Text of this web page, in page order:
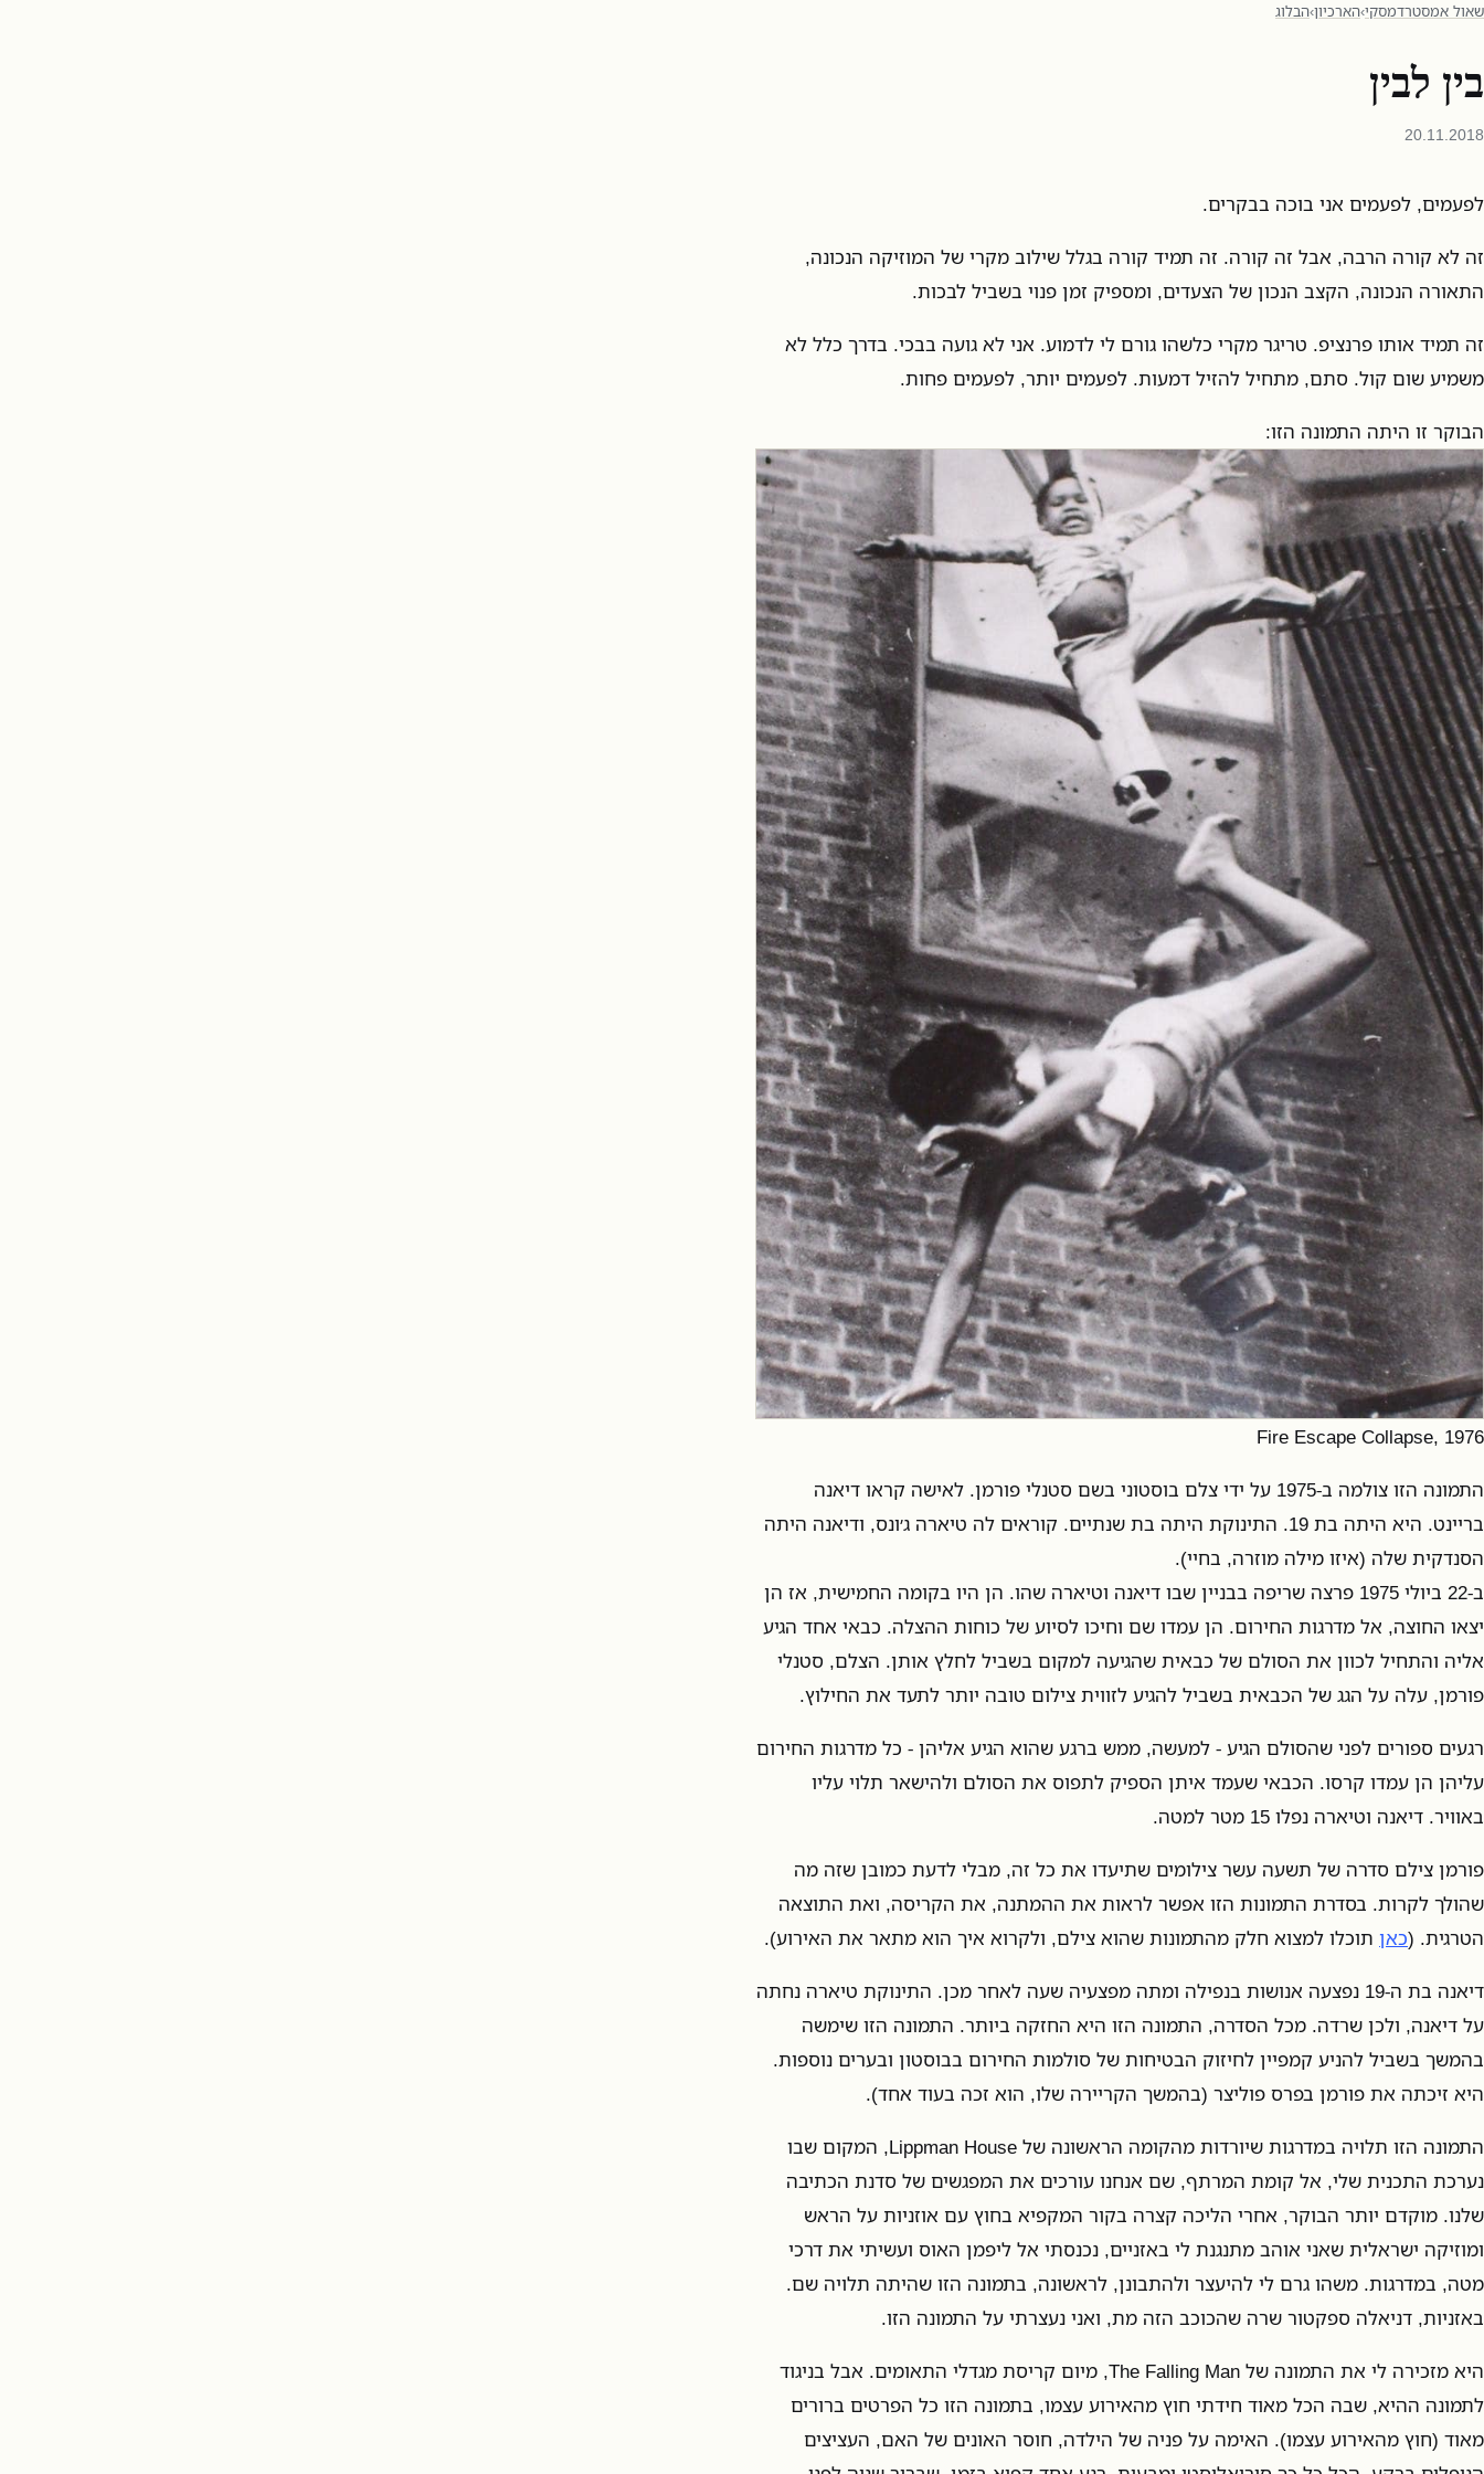
שאול אמסטרדמסקי›הארכיון›הבלוג
בין לבין
20.11.2018
לפעמים, לפעמים אני בוכה בבקרים.
זה לא קורה הרבה, אבל זה קורה. זה תמיד קורה בגלל שילוב מקרי של המוזיקה הנכונה,
התאורה הנכונה, הקצב הנכון של הצעדים, ומספיק זמן פנוי בשביל לבכות.
זה תמיד אותו פרנציפ. טריגר מקרי כלשהו גורם לי לדמוע. אני לא גועה בבכי. בדרך כלל לא
משמיע שום קול. סתם, מתחיל להזיל דמעות. לפעמים יותר, לפעמים פחות.
הבוקר זו היתה התמונה הזו:
Fire Escape Collapse, 1976
התמונה הזו צולמה ב-1975 על ידי צלם בוסטוני בשם סטנלי פורמן. לאישה קראו דיאנה
בריינט. היא היתה בת 19. התינוקת היתה בת שנתיים. קוראים לה טיארה ג׳ונס, ודיאנה היתה
הסנדקית שלה (איזו מילה מוזרה, בחיי).
ב-22 ביולי 1975 פרצה שריפה בבניין שבו דיאנה וטיארה שהו. הן היו בקומה החמישית, אז הן
יצאו החוצה, אל מדרגות החירום. הן עמדו שם וחיכו לסיוע של כוחות ההצלה. כבאי אחד הגיע
אליה והתחיל לכוון את הסולם של כבאית שהגיעה למקום בשביל לחלץ אותן. הצלם, סטנלי
פורמן, עלה על הגג של הכבאית בשביל להגיע לזווית צילום טובה יותר לתעד את החילוץ.
רגעים ספורים לפני שהסולם הגיע - למעשה, ממש ברגע שהוא הגיע אליהן - כל מדרגות החירום
עליהן הן עמדו קרסו. הכבאי שעמד איתן הספיק לתפוס את הסולם ולהישאר תלוי עליו
באוויר. דיאנה וטיארה נפלו 15 מטר למטה.
פורמן צילם סדרה של תשעה עשר צילומים שתיעדו את כל זה, מבלי לדעת כמובן שזה מה
שהולך לקרות. בסדרת התמונות הזו אפשר לראות את ההמתנה, את הקריסה, ואת התוצאה
הטרגית. (כאן תוכלו למצוא חלק מהתמונות שהוא צילם, ולקרוא איך הוא מתאר את האירוע).
דיאנה בת ה-19 נפצעה אנושות בנפילה ומתה מפצעיה שעה לאחר מכן. התינוקת טיארה נחתה
על דיאנה, ולכן שרדה. מכל הסדרה, התמונה הזו היא החזקה ביותר. התמונה הזו שימשה
בהמשך בשביל להניע קמפיין לחיזוק הבטיחות של סולמות החירום בבוסטון ובערים נוספות.
היא זיכתה את פורמן בפרס פוליצר (בהמשך הקריירה שלו, הוא זכה בעוד אחד).
התמונה הזו תלויה במדרגות שיורדות מהקומה הראשונה של Lippman House, המקום שבו
נערכת התכנית שלי, אל קומת המרתף, שם אנחנו עורכים את המפגשים של סדנת הכתיבה
שלנו. מוקדם יותר הבוקר, אחרי הליכה קצרה בקור המקפיא בחוץ עם אוזניות על הראש
ומוזיקה ישראלית שאני אוהב מתנגנת לי באזניים, נכנסתי אל ליפמן האוס ועשיתי את דרכי
מטה, במדרגות. משהו גרם לי להיעצר ולהתבונן, לראשונה, בתמונה הזו שהיתה תלויה שם.
באזניות, דניאלה ספקטור שרה שהכוכב הזה מת, ואני נעצרתי על התמונה הזו.
היא מזכירה לי את התמונה של The Falling Man, מיום קריסת מגדלי התאומים. אבל בניגוד
לתמונה ההיא, שבה הכל מאוד חידתי חוץ מהאירוע עצמו, בתמונה הזו כל הפרטים ברורים
מאוד (חוץ מהאירוע עצמו). האימה על פניה של הילדה, חוסר האונים של האם, העציצים